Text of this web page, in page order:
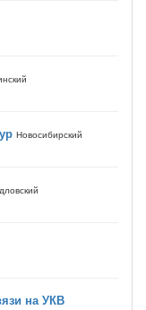
Новосибирский
на УКВ